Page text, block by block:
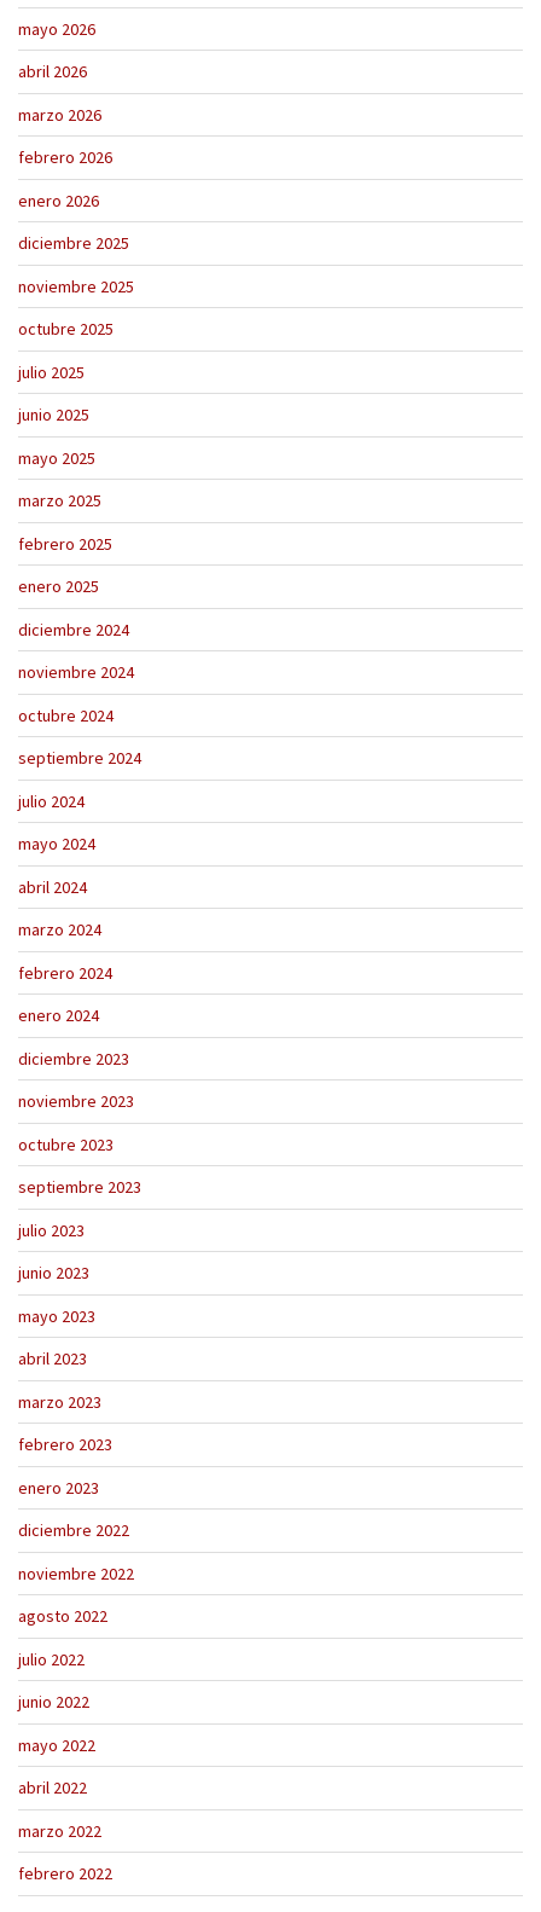
mayo 2026
abril 2026
marzo 2026
febrero 2026
enero 2026
diciembre 2025
noviembre 2025
octubre 2025
julio 2025
junio 2025
mayo 2025
marzo 2025
febrero 2025
enero 2025
diciembre 2024
noviembre 2024
octubre 2024
septiembre 2024
julio 2024
mayo 2024
abril 2024
marzo 2024
febrero 2024
enero 2024
diciembre 2023
noviembre 2023
octubre 2023
septiembre 2023
julio 2023
junio 2023
mayo 2023
abril 2023
marzo 2023
febrero 2023
enero 2023
diciembre 2022
noviembre 2022
agosto 2022
julio 2022
junio 2022
mayo 2022
abril 2022
marzo 2022
febrero 2022